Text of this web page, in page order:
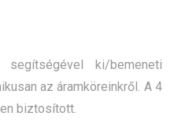
ki/bemeneti
az áramköreinkről. A 4
biztosított.